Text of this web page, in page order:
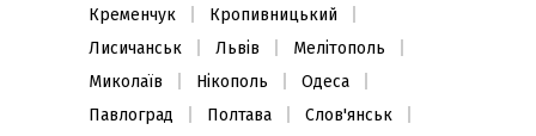
Кременчук
Кропивницький
Лисичанськ
Львів
Мелітополь
Миколаїв
Нікополь
Одеса
Павлоград
Полтава
Слов'янськ